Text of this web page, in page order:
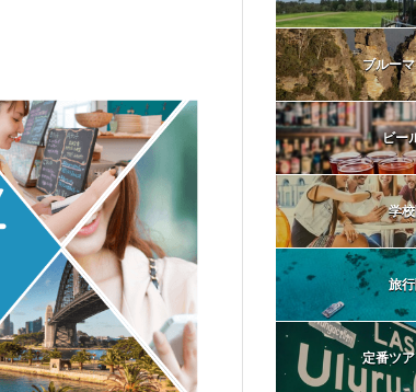
ブルー
ビー
学
旅
定番ツ